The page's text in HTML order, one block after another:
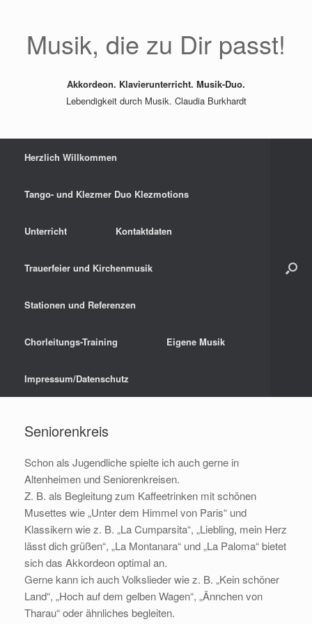
Musik, die zu Dir passt!
Akkordeon. Klavierunterricht. Musik-Duo.
Lebendigkeit durch Musik. Claudia Burkhardt
Herzlich Willkommen
Tango- und Klezmer Duo Klezmotions
Unterricht Kontaktdaten
Trauerfeier und Kirchenmusik
Stationen und Referenzen
Chorleitungs-Training Eigene Musik
Impressum/Datenschutz
Seniorenkreis
Schon als Jugendliche spielte ich auch gerne in
Altenheimen und Seniorenkreisen.
Z. B. als Begleitung zum Kaffeetrinken mit schönen
Musettes wie „Unter dem Himmel von Paris“ und
Klassikern wie z. B. „La Cumparsita“, „Liebling, mein Herz
lässt dich grüßen“, „La Montanara“ und „La Paloma“ bietet
sich das Akkordeon optimal an.
Gerne kann ich auch Volkslieder wie z. B. „Kein schöner
Land“, „Hoch auf dem gelben Wagen“, „Ännchen von
Tharau“ oder ähnliches begleiten.